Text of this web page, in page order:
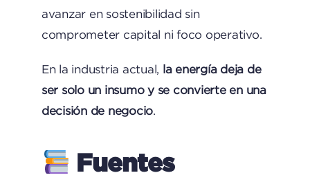
avanzar en sostenibilidad sin
comprometer capital ni foco operativo.
En la industria actual,
la energía deja de
ser solo un insumo y se convierte en una
decisión de negocio.
Fuentes